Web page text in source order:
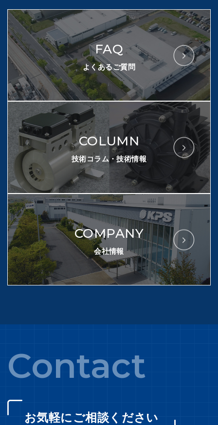
FAQ
よくあるご質問
COLUMN
技術コラム・技術情報
COMPANY
会社情報
Contact
お気軽にご相談ください